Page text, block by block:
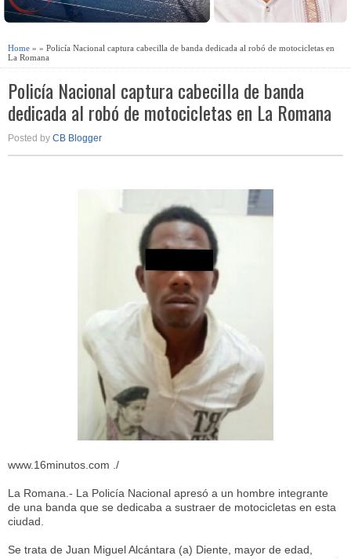
Home » » Policía Nacional captura cabecilla de banda dedicada al robó de motocicletas en
La Romana
Policía Nacional captura cabecilla de banda
dedicada al robó de motocicletas en La Romana
Posted by CB Blogger
www.16minutos.com ./
La Romana.- La Policía Nacional apresó a un hombre integrante
de una banda que se dedicaba a sustraer de motocicletas en esta
ciudad.
Se trata de Juan Miguel Alcántara (a) Diente, mayor de edad,